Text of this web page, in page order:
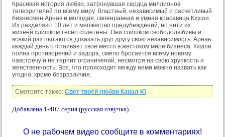
Красивая история любви, затронувшая сердца миллионов
телезрителей по всему миру. Властный, независимый и расчетливый
бизнесмен Арнав и молодая, своенравная и умная красавица Кхуши.
Их разделяют 10 лет и множество предубеждений, но нити их
жизней слишком тесно сплетены. Они слишком свободолюбивы и
всякий раз пытаются доказать друг другу свою независимость. Арнав
каждый день отстаивает свое место в жестоком мире бизнеса. Кхуши
полна противоречий и задора, смело бросается всему новому
навстречу и не терпит ограничений, несмотря на свою хрупкость и
женственность. Все, что происходит между ними можно назвать как
угодно, кроме безразличия.
Смотрите также: Свет твоей любви Канал Ю.
Добавлена 1-407 серия (русская озвучка).
О не рабочем видео сообщите в комментариях!